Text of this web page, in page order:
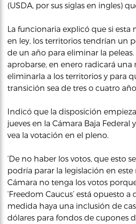
(USDA, por sus siglas en ingles)
La funcionaria explicó que si esta
en ley, los territorios tendrían un
de un año para eliminar la
aprobarse, en enero radicará una
eliminarla a los territorios y para
transición sea de tres o cuatro
Indicó que la disposición
jueves en la Cámara Baja Federal
vea la votación en el pleno.
‘De no haber los votos, que esto
podría parar la legislación en
Cámara no tenga los votos
‘Freedom Caucus’ está opuesto
medida haya una inclusión de
dólares para fondos de cupones